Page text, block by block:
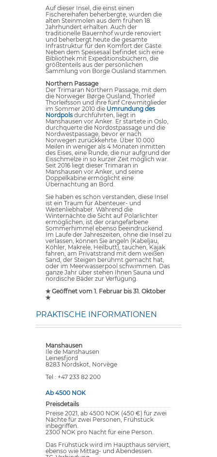
Auf dieser Insel, die einst einen
Fischereihafen beherbergte, wurden die
alten Steinmolen aus dem frühen 18.
Jahrhundert erhalten. Auch der
traditionelle Bauernhof wurde renoviert
und beherbergt heute die gesamte
Infrastruktur für den Komfort der Gäste.
Neben dem Speisesaal befindet sich eine
Bibliothek mit Expeditionsbüchern, die
größtenteils aus der persönlichen
Sammlung von Borge Ousland stammen.
Northern Passage
Der Trimaran Northern Passage, mit dem
die Norweger Børge Ousland, Thorleif
Thorleifsson und ihre fünf Crewmitglieder
im Sommer 2010 die Umrundung des
Nordpols durchführten, liegt in
Manshausen vor Anker. Er startete in Oslo,
durchquerte die Nordostpassage und die
Nordwestpassage, bevor er nach
Norwegen zurückkehrte. Über 10.000
Meilen in weniger als 4 Monaten inmitten
des Eises, eine Runde, die nur aufgrund der
Eisschmelze in so kurzer Zeit möglich war.
Seit 2016 liegt dieser Trimaran in
Manshausen vor Anker, und seine
Doppelkabine ermöglicht eine
Übernachtung an Bord.
Sie haben es schon verstanden, diese Insel
ist ein Traum für Abenteuer- und
Weitenliebhaber. Während die
Winternächte die Sicht auf Polarlichter
ermöglichen, ist der orangefarbene
Sommerhimmel ebenso beeindruckend.
Im Laufe der Jahreszeiten, ohne die Insel zu
verlassen, können Sie angeln (Kabeljau,
Köhler, Makrele, Heilbutt), tauchen, Kajak
fahren, am Privatstrand mit dem weißen
Sand, der Steigen berühmt gemacht hat,
oder im Meerwasserpool schwimmen. Das
ganze Jahr über stehen Ihnen Sauna und
nordische Bäder zur Verfügung.
✯ Geöffnet vom 1. Februar bis 31. Oktober
✯
PRAKTISCHE INFORMATIONEN
Manshausen
Ile de Manshausen
Leinesfjord
8283 Nordskot, Norvège
Tel : +47 233 82 200
Ab 4500 NOK
Preisdetails
Preise 2021, ab 4500 NOK (450 €) für zwei
Nächte für zwei Personen, Frühstück
inbegriffen.
2300 NOK pro Nacht für eine Person.
Das Frühstück wird im Haupthaus serviert,
ebenso wie Mittag- und Abendessen.